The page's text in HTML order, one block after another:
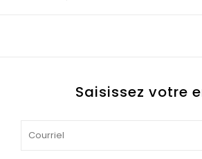
Saisissez votre